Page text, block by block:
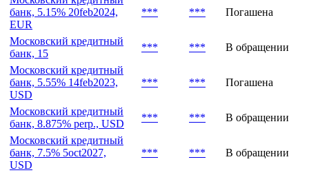
банк, 5.15% 20feb2024,
EUR
*** *** Погашена
Московский кредитный
банк, 15
*** ***
В обращении
Московский кредитный
банк, 5.55% 14feb2023,
USD
*** *** Погашена
Московский кредитный
банк, 8.875% perp., USD
*** ***
В обращении
Московский кредитный
банк, 7.5% 5oct2027,
USD
*** *** В обращении